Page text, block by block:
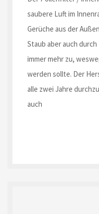
saubere Luft im
Gerüche aus der
Staub aber auch
immer mehr zu,
werden sollte. Der
alle zwei Jahre
auch